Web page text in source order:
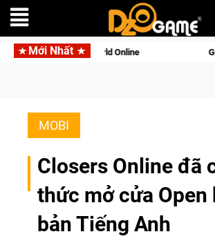
Mới Nhất
Palworld Online Gia Nhập
MOBI
Closers Online đã
thức mở cửa Open
bản Tiếng Anh